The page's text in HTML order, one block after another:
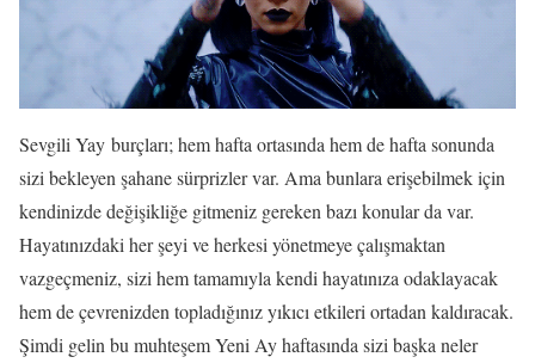
Sevgili Yay burçları; hem hafta ortasında hem de hafta sonunda
sizi bekleyen şahane sürprizler var. Ama bunlara erişebilmek için
kendinizde değişikliğe gitmeniz gereken bazı konular da var.
Hayatınızdaki her şeyi ve herkesi yönetmeye çalışmaktan
vazgeçmeniz, sizi hem tamamıyla kendi hayatınıza odaklayacak
hem de çevrenizden topladığınız yıkıcı etkileri ortadan kaldıracak.
Şimdi gelin bu muhteşem Yeni Ay haftasında sizi başka neler